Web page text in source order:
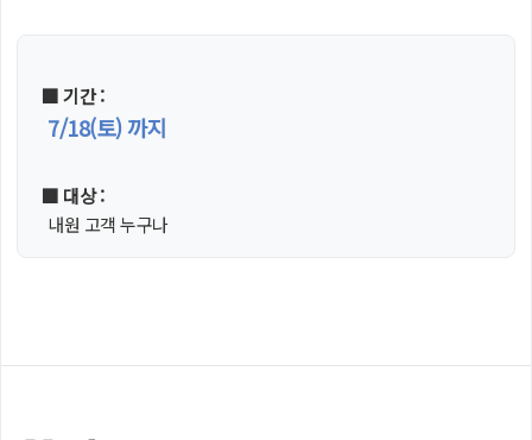
■ 기간 :
7/18(토) 까지
■ 대상 :
내원 고객 누구나